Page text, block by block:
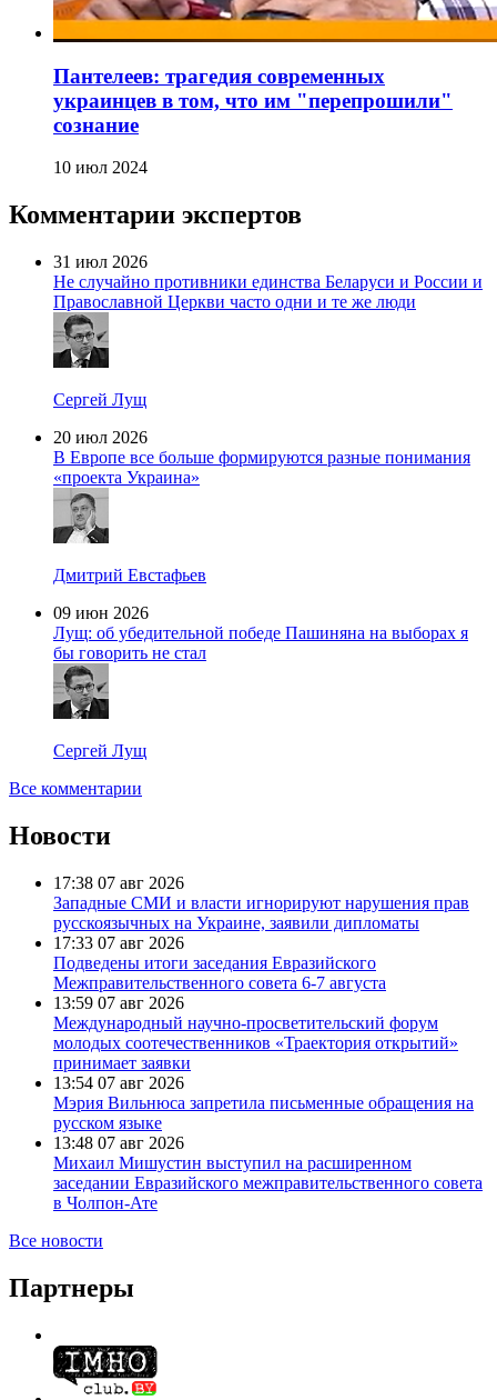
Пантелеев: трагедия современных
украинцев в том, что им "перепрошили"
сознание
10 июл 2024
Комментарии экспертов
31 июл 2026
Не случайно противники единства Беларуси и России и
Православной Церкви часто одни и те же люди
Сергей Лущ
20 июл 2026
В Европе все больше формируются разные понимания
«проекта Украина»
Дмитрий Евстафьев
09 июн 2026
Лущ: об убедительной победе Пашиняна на выборах я
бы говорить не стал
Сергей Лущ
Все комментарии
Новости
17:38 07 авг 2026
Западные СМИ и власти игнорируют нарушения прав
русскоязычных на Украине, заявили дипломаты
17:33 07 авг 2026
Подведены итоги заседания Евразийского
Межправительственного совета 6-7 августа
13:59 07 авг 2026
Международный научно-просветительский форум
молодых соотечественников «Траектория открытий»
принимает заявки
13:54 07 авг 2026
Мэрия Вильнюса запретила письменные обращения на
русском языке
13:48 07 авг 2026
Михаил Мишустин выступил на расширенном
заседании Евразийского межправительственного совета
в Чолпон-Ате
Все новости
Партнеры